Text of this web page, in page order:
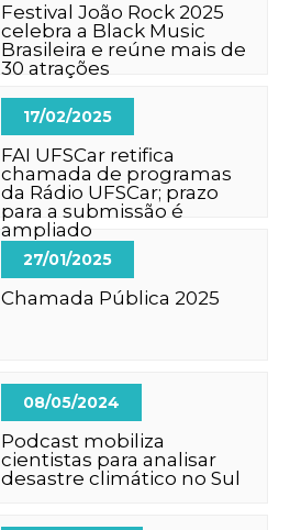
Festival João Rock 2025
celebra a Black Music
Brasileira e reúne mais de
30 atrações
17/02/2025
FAI UFSCar retifica
chamada de programas
da Rádio UFSCar; prazo
para a submissão é
ampliado
27/01/2025
Chamada Pública 2025
08/05/2024
Podcast mobiliza
cientistas para analisar
desastre climático no Sul